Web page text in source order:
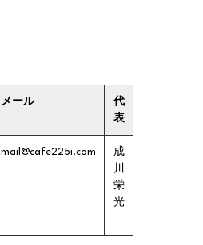
メール
代
表
mail@cafe225i.com
成
川
栄
光